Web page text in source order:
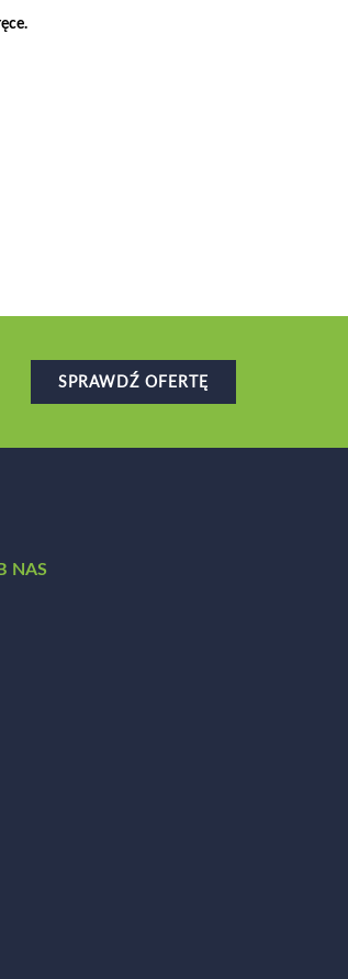
SPRAWDŹ OFERTĘ
NAS